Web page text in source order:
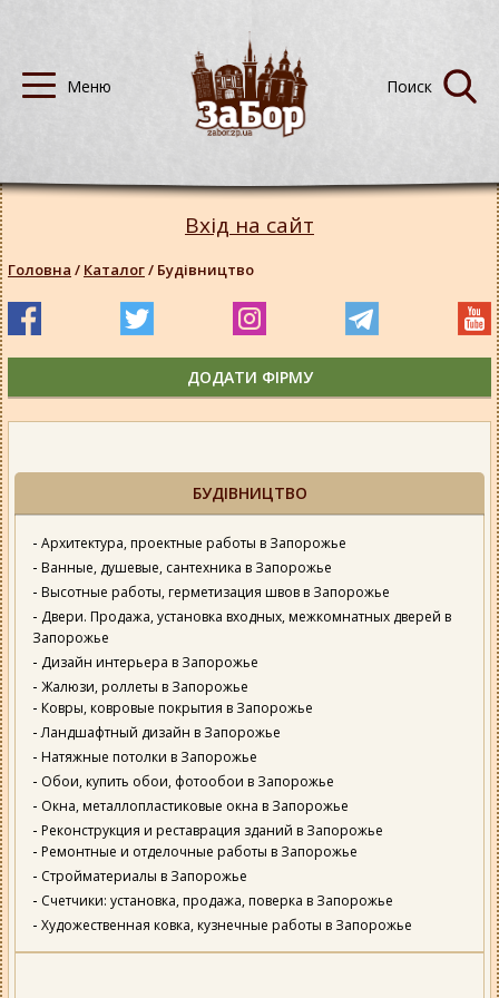
БУДІВНИЦТВО
Архитектура, проектные работы в Запорожье
Ванные, душевые, сантехника в Запорожье
Высотные работы, герметизация швов в Запорожье
Двери. Продажа, установка входных, межкомнатных дверей в
Запорожье
Дизайн интерьера в Запорожье
Жалюзи, роллеты в Запорожье
Ковры, ковровые покрытия в Запорожье
Ландшафтный дизайн в Запорожье
Натяжные потолки в Запорожье
Обои, купить обои, фотообои в Запорожье
Окна, металлопластиковые окна в Запорожье
Реконструкция и реставрация зданий в Запорожье
Ремонтные и отделочные работы в Запорожье
Стройматериалы в Запорожье
Счетчики: установка, продажа, поверка в Запорожье
Художественная ковка, кузнечные работы в Запорожье
Вхід на сайт
Головна / Каталог/ Будівництво
ДОДАТИ ФІРМУ